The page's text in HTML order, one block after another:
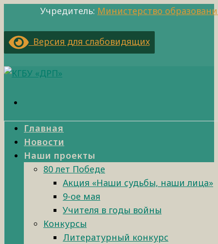
Учредитель: Министерство
Версия для слабовидящих
Главная
Новости
Наши проекты
80 лет Победе
Акция «Наши судьбы, наши лица»
9-ое мая
Учителя в годы войны
Конкурсы
Литературный конкурс